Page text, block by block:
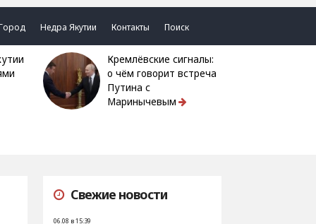
Недра Якутии Контакты Поиск
Кремлёвские сигналы:
о чём говорит встреча
Путина с
Маринычевым
Свежие новости
06.08 в 15:39